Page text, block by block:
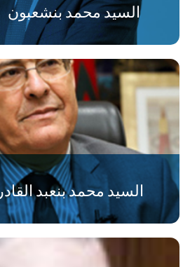
السيد محمد بنشعبون
السيد محمد بنعبد القادر